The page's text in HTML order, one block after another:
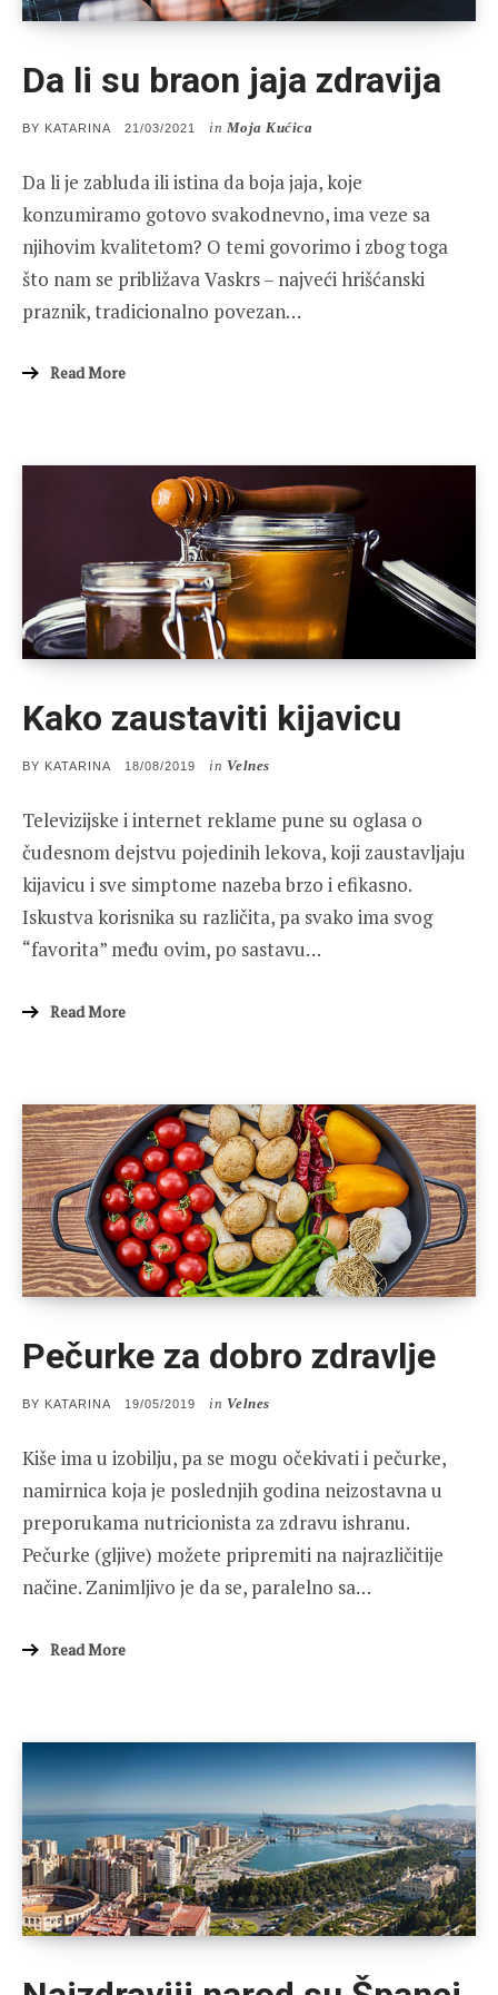
Da li su braon jaja zdravija
BY KATARINA
POSTED
21/03/2021 in Moja Kućica
Da li je zabluda ili istina da boja jaja, koje
konzumiramo gotovo svakodnevno, ima veze sa
njihovim kvalitetom? O temi govorimo i zbog toga
što nam se približava Vaskrs – najveći hrišćanski
praznik, tradicionalno povezan…
Read More
Kako zaustaviti kijavicu
BY KATARINA
POSTED
18/08/2019 in Velnes
Televizijske i internet reklame pune su oglasa o
čudesnom dejstvu pojedinih lekova, koji zaustavljaju
kijavicu i sve simptome nazeba brzo i efikasno.
Iskustva korisnika su različita, pa svako ima svog
“favorita” među ovim, po sastavu…
Read More
Pečurke za dobro zdravlje
BY KATARINA
POSTED
19/05/2019 in Velnes
Kiše ima u izobilju, pa se mogu očekivati i pečurke,
namirnica koja je poslednjih godina neizostavna u
preporukama nutricionista za zdravu ishranu.
Pečurke (gljive) možete pripremiti na najrazličitije
načine. Zanimljivo je da se, paralelno sa…
Read More